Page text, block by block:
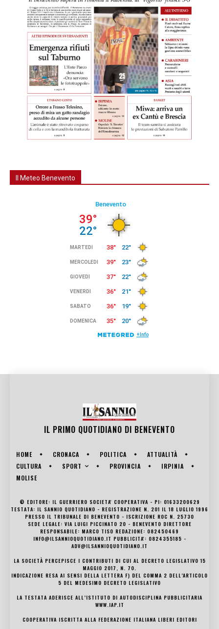
Il Meteo Benevento
IL PRIMO QUOTIDIANO DI BENEVENTO
HOME CRONACA POLITICA
ATTUALITÀ
CULTURA
SPORT PROVINCIA
IRPINIA
MOLISE
© EDITORE: IL GUERRIERO SOCIETA' COOPERATIVA - PI: 01633200629
TESTATA: IL SANNIO QUOTIDIANO - REGISTRAZIONE N. 201 IL 18 LUGLIO 1996
PRESSO IL TRIBUNALE DI BENEVENTO - ISCRIZIONE ROC N. 25730
SEDE LEGALE: VIA LUIGI PICCINATO 20 - BENEVENTO DIRETTORE
RESPONSABILE: MARCO TISO REDAZIONE: 082450469
INFO@ILSANNIOQUOTIDIANO.IT PUBBLICITA': 0824355185 -
ADV@ILSANNIOQUOTIDIANO.IT
LA SOCIETÀ PERCEPISCE I CONTRIBUTI DI CUI AL DECRETO LEGISLATIVO 15
MAGGIO 2017, N. 70.
INDICAZIONE RESA AI SENSI DELLA LETTERA F) DEL COMMA 2 DELL’ARTICOLO
5 DEL MEDESIMO DECRETO LEGISLATIVO
LA TESTATA ADERISCE ALL’ISTITUTO DI AUTODISCIPLINA PUBBLICITARIA
WWW.IAP.IT
COOPERATIVA ISCRITTA ALLA FEDERAZIONE ITALIANA LIBERI EDITORI